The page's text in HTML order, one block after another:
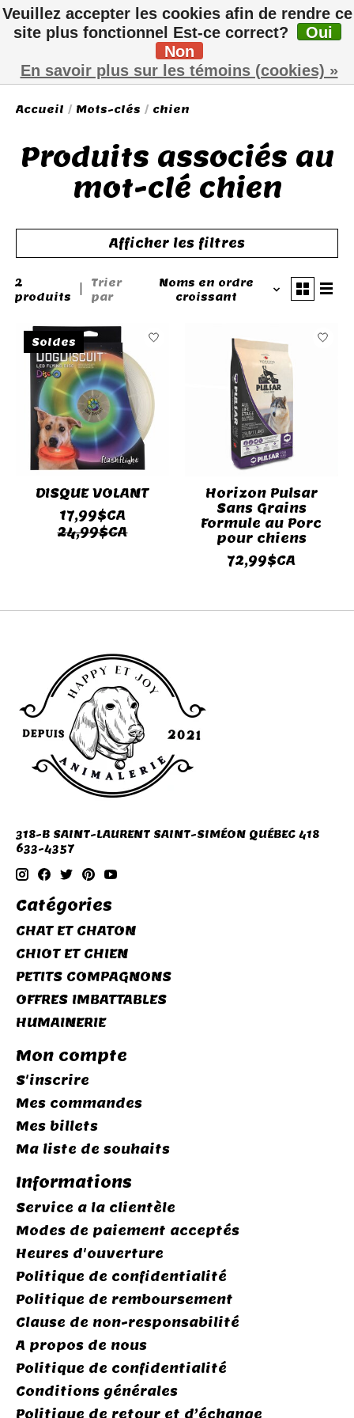
Liste de
Panier
Accueil / Mots-clés / chien
Produits associés au
mot-clé chien
Afficher les filtres
2
produits
Trier
par
Noms en ordre
croissant
Soldes
DISQUE VOLANT
17,99$CA
24,99$CA
Horizon Pulsar
Sans Grains
Formule au Porc
pour chiens
72,99$CA
318-B SAINT-LAURENT SAINT-SIMÉON QUÉBEC 418
633-4357
Catégories
CHAT ET CHATON
CHIOT ET CHIEN
PETITS COMPAGNONS
OFFRES IMBATTABLES
HUMAINERIE
Mon compte
S'inscrire
Mes commandes
Mes billets
Ma liste de souhaits
Informations
Service a la clientèle
Modes de paiement acceptés
Heures d'ouverture
Politique de confidentialité
Politique de remboursement
Clause de non-responsabilité
A propos de nous
Politique de confidentialité
Conditions générales
Politique de retour et d’échange
Veuillez accepter les cookies afin de rendre ce
site plus fonctionnel Est-ce correct?
Oui
Non
En savoir plus sur les témoins (cookies) »